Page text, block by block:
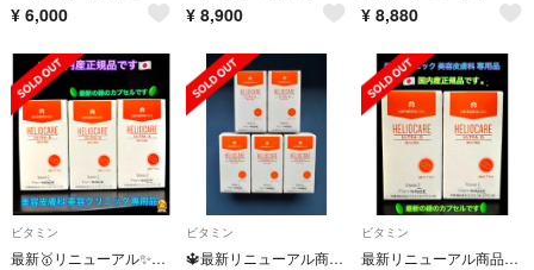
¥ 6,000 ¥ 8,900 ¥ 8,880
ビタミン
最新🥇リニューアル✨ヘリオケア ウルトラD🌞美容クリニック専用品👩‍⚕️
ビタミン
🔱最新リニューアル商品🔱ヘリオケア ウルトラD🔆美容クリニック専用品🌼
ビタミン
最新リニューアル商品✨✴️ヘリオケア ウルトラD🌞美容クリニック専用品です